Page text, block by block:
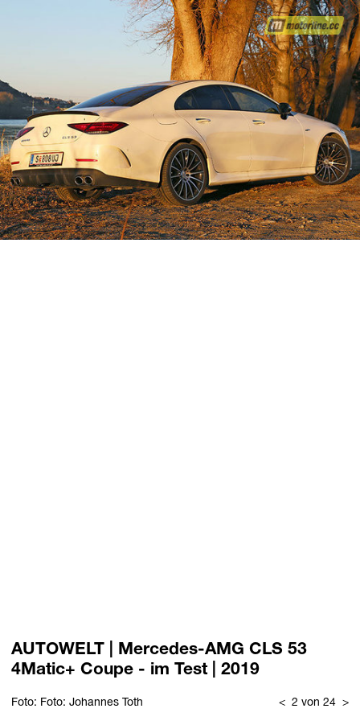
AUTOWELT | Mercedes-AMG CLS 53
4Matic+ Coupe - im Test | 2019
Foto: Foto: Johannes Toth < 2 von 24 >